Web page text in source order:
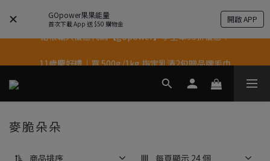
GOpower果果能量
首次下載 App 送 $50 購物金 開啟 APP
結帳輸入優惠代碼【gopower】享全單95折優惠！
11歲慶好禮｜買 500g/1kg 指定乳清2包贈品牌毛巾
果果11歲慶｜App 下單享 5% 購物金回饋
麥脆朵朵
商品排序 每頁顯示 24 個